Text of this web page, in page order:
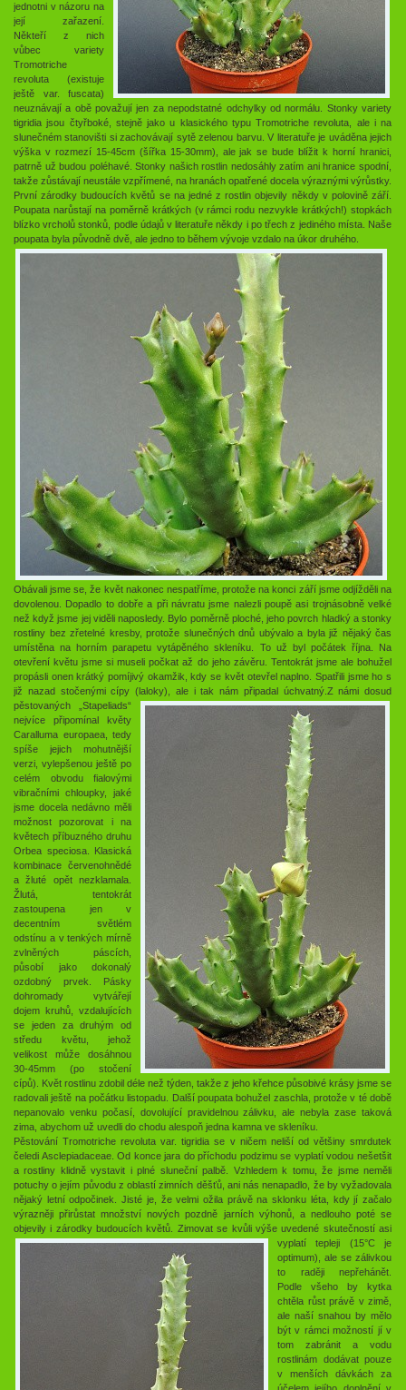
jednotni v názoru na
její zařazení.
Někteří z nich
vůbec variety
Tromotriche
revoluta (existuje
ještě var. fuscata)
neuznávají a obě považují jen za nepodstatné odchylky od normálu. Stonky variety
tigridia jsou čtyřboké, stejně jako u klasického typu Tromotriche revoluta, ale i na
slunečném stanovišti si zachovávají sytě zelenou barvu. V literatuře je uváděna jejich
výška v rozmezí 15-45cm (šířka 15-30mm), ale jak se bude blížit k horní hranici,
patrně už budou poléhavé. Stonky našich rostlin nedosáhly zatím ani hranice spodní,
takže zůstávají neustále vzpřímené, na hranách opatřené docela výraznými výrůstky.
První zárodky budoucích květů se na jedné z rostlin objevily někdy v polovině září.
Poupata narůstají na poměrně krátkých (v rámci rodu nezvykle krátkých!) stopkách
blízko vrcholů stonků, podle údajů v literatuře někdy i po třech z jediného místa. Naše
poupata byla původně dvě, ale jedno to během vývoje vzdalo na úkor druhého.
Obávali jsme se, že květ nakonec nespatříme, protože na konci září jsme odjížděli na
dovolenou. Dopadlo to dobře a při návratu jsme nalezli poupě asi trojnásobně velké
než když jsme jej viděli naposledy. Bylo poměrně ploché, jeho povrch hladký a stonky
rostliny bez zřetelné kresby, protože slunečných dnů ubývalo a byla již nějaký čas
umístěna na horním parapetu vytápěného skleníku. To už byl počátek října. Na
otevření květu jsme si museli počkat až do jeho závěru. Tentokrát jsme ale bohužel
propásli onen krátký pomíjivý okamžik, kdy se květ otevřel naplno. Spatřili jsme ho s
již nazad stočenými cípy (laloky), ale i tak nám připadal úchvatný. Z námi dosud
pěstovaných „Stapeliads“
nejvíce připomínal květy
Caralluma europaea, tedy
spíše jejich mohutnější
verzi, vylepšenou ještě po
celém obvodu fialovými
vibračními chloupky, jaké
jsme docela nedávno měli
možnost pozorovat i na
květech příbuzného druhu
Orbea speciosa. Klasická
kombinace červenohnědé
a žluté opět nezklamala.
Žlutá, tentokrát
zastoupena jen v
decentním světlém
odstínu a v tenkých mírně
zvlněných páscích,
působí jako dokonalý
ozdobný prvek. Pásky
dohromady vytvářejí
dojem kruhů, vzdalujících
se jeden za druhým od
středu květu, jehož
velikost může dosáhnou
30-45mm (po stočení
cípů). Květ rostlinu zdobil déle než týden, takže z jeho křehce působivé krásy jsme se
radovali ještě na počátku listopadu. Další poupata bohužel zaschla, protože v té době
nepanovalo venku počasí, dovolující pravidelnou zálivku, ale nebyla zase taková
zima, abychom už uvedli do chodu alespoň jedna kamna ve skleníku.
Pěstování Tromotriche revoluta var. tigridia se v ničem neliší od většiny smrdutek
čeledi Asclepiadaceae. Od konce jara do příchodu podzimu se vyplatí vodou nešetšit
a rostliny klidně vystavit i plné sluneční palbě. Vzhledem k tomu, že jsme neměli
potuchy o jejím původu z oblastí zimních děšťů, ani nás nenapadlo, že by vyžadovala
nějaký letní odpočinek. Jisté je, že velmi ožila právě na sklonku léta, kdy jí začalo
výrazněji přirůstat množství nových pozdně jarních výhonů, a nedlouho poté se
objevily i zárodky budoucích květů. Zimovat se kvůli výše uvedené skutečností asi
vyplatí tepleji (15°C je
optimum), ale se zálivkou
to raději nepřehánět.
Podle všeho by kytka
chtěla růst právě v zimě,
ale naší snahou by mělo
být v rámci možností jí v
tom zabránit a vodu
rostlinám dodávat pouze
v menších dávkách za